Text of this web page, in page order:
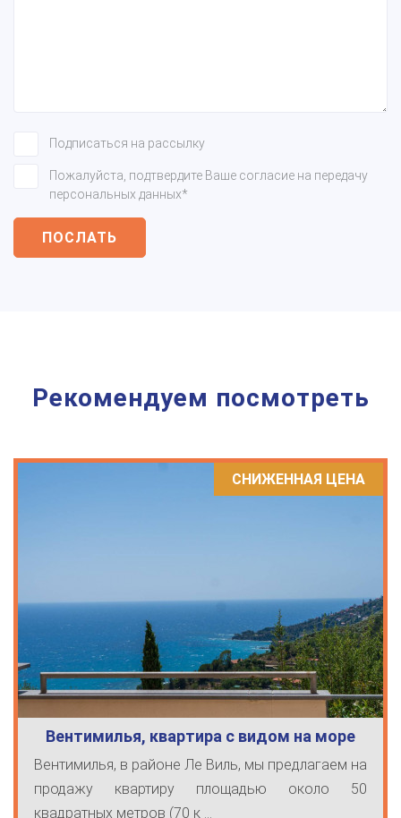
Подписаться на рассылку
Пожалуйста, подтвердите Ваше согласие на передачу
персональных данных*
ПОСЛАТЬ
Рекомендуем посмотреть
СНИЖЕННАЯ ЦЕНА
Вентимилья, квартира с видом на море
Вентимилья, в районе Ле Виль, мы предлагаем на
продажу квартиру площадью около 50
квадратных метров (70 к ...